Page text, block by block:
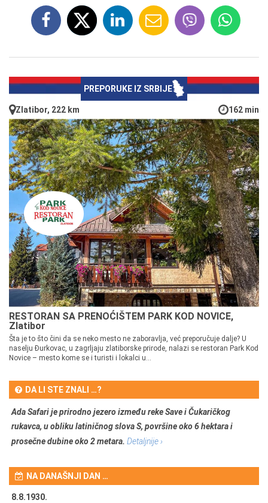
PREPORUKE IZ SRBIJE
Zlatibor, 222 km 162 min
RESTORAN SA PRENOĆIŠTEM PARK KOD NOVICE,
Zlatibor
Šta je to što čini da se neko mesto ne zaboravlja, već preporučuje dalje? U
naselju Đurkovac, u zagrljaju zlatiborske prirode, nalazi se restoran Park Kod
Novice – mesto kome se i turisti i lokalci u...
DA LI STE ZNALI …?
Ada Safari je prirodno jezero između reke Save i Čukaričkog
rukavca, u obliku latiničnog slova S, površine oko 6 hektara i
prosečne dubine oko 2 metara. Detaljnije ›
NA DANAŠNJI DAN …
8.8.1930.